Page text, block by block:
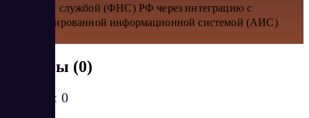
налоговой службой (ФНС) РФ через интеграцию с
автоматизированной информационной системой (АИС)
Отзывы (0)
Рейтинг: 0